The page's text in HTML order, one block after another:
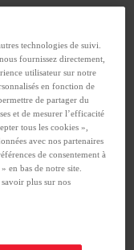
technologies de suivi.
fournissez directement,
utilisateur sur notre
en fonction de
de partager du
et de mesurer l’efficacité
tous les cookies »,
avec nos partenaires
de consentement à
en bas de notre site.
plus sur nos